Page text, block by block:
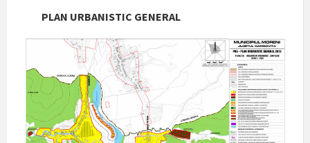
PLAN URBANISTIC GENERAL